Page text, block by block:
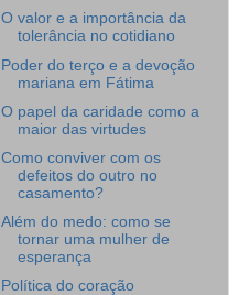
O valor e a importância da
tolerância no cotidiano
Poder do terço e a devoção
mariana em Fátima
O papel da caridade como a
maior das virtudes
Como conviver com os
defeitos do outro no
casamento?
Além do medo: como se
tornar uma mulher de
esperança
Política do coração